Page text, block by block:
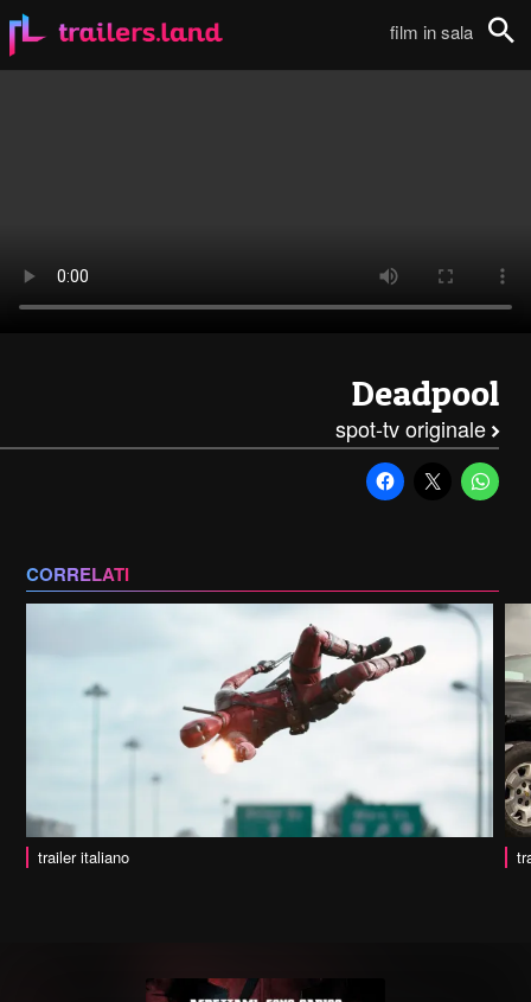
film in sala
Deadpool
spot-tv originale
CORRELATI
trailer italiano